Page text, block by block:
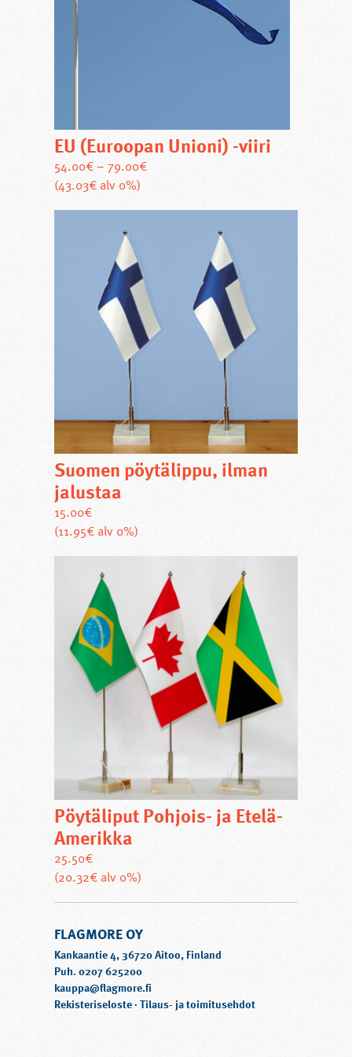
EU (Euroopan Unioni) -viiri
54.00€– 79.00€
(43.03€ alv 0%)
Voit
tehdä
valinnat
tuotteen
sivulla.
Suomen pöytälippu, ilman
jalustaa
15.00€
(11.95€ alv 0%)
Pöytäliput Pohjois- ja Etelä-
Amerikka
25.50€
(20.32€ alv 0%)
useampi
muunnelma.
Voit
tehdä
valinnat
FLAGMORE OY
Kankaantie 4, 36720 Aitoo, Finland
Puh. 0207 625200
kauppa@flagmore.fi
Rekisteriseloste·Tilaus- ja toimitusehdot